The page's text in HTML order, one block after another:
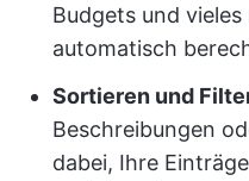
Budgets und
automatisch
Sortieren und
Beschreibungen
dabei, Ihre